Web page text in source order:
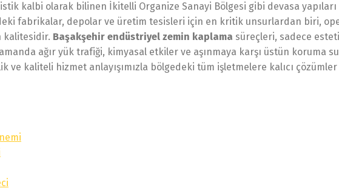
kalbi olarak bilinen İkitelli Organize Sanayi Bölgesi gibi devasa
fabrikalar, depolar ve üretim tesisleri için en kritik unsurlardan biri,
kalitesidir. Başakşehir endüstriyel zemin kaplama süreçleri, sadece
ağır yük trafiği, kimyasal etkiler ve aşınmaya karşı üstün koruma
ve kaliteli hizmet anlayışımızla bölgedeki tüm işletmelere kalıcı